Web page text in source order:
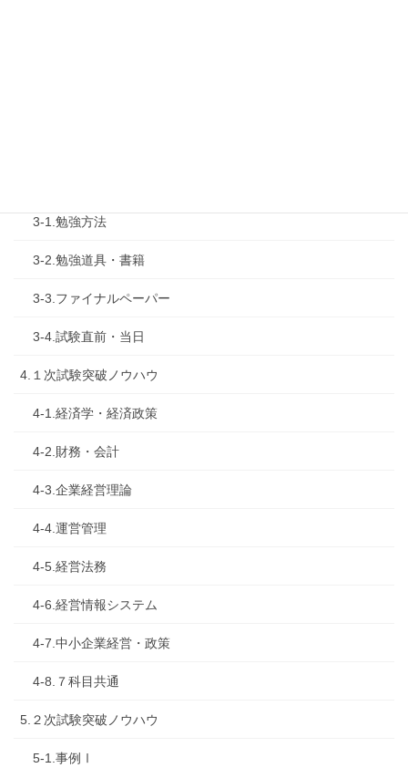
3-1.勉強方法
3-2.勉強道具・書籍
3-3.ファイナルペーパー
3-4.試験直前・当日
4.１次試験突破ノウハウ
4-1.経済学・経済政策
4-2.財務・会計
4-3.企業経営理論
4-4.運営管理
4-5.経営法務
4-6.経営情報システム
4-7.中小企業経営・政策
4-8.７科目共通
5.２次試験突破ノウハウ
5-1.事例Ⅰ